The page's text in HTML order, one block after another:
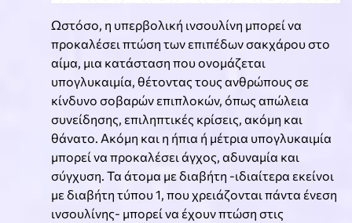
Ωστόσο, η υπερβολική ινσουλίνη μπορεί να
προκαλέσει πτώση των επιπέδων σακχάρου στο
αίμα, μια κατάσταση που ονομάζεται
υπογλυκαιμία, θέτοντας τους ανθρώπους σε
κίνδυνο σοβαρών επιπλοκών, όπως απώλεια
συνείδησης, επιληπτικές κρίσεις, ακόμη και
θάνατο. Ακόμη και η ήπια ή μέτρια υπογλυκαιμία
μπορεί να προκαλέσει άγχος, αδυναμία και
σύγχυση. Τα άτομα με διαβήτη -ιδιαίτερα εκείνοι
με διαβήτη τύπου 1, που χρειάζονται πάντα ένεση
ινσουλίνης- μπορεί να έχουν πτώση στις